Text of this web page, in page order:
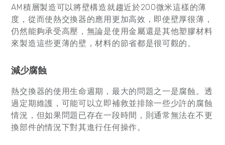
AM積層製造可以將壁構造就趨近於200微米這樣的薄
度，從而使熱交換器的應用更加高效，即使壁厚很薄，
仍然能夠承受高壓，無論是使用金屬還是其他塑膠材料
來製造這些更薄的壁，材料的節省都是很可觀的。
減少腐蝕
熱交換器的使用生命週期，最大的問題之一是腐蝕。透
過定期維護，可能可以立即補救並排除一些少許的腐蝕
情況，但如果問題已存在一段時間，則通常無法在不更
換部件的情況下對其進行任何操作。